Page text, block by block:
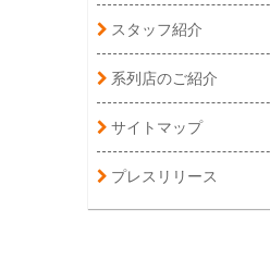
スタッフ紹介
系列店のご紹介
サイトマップ
プレスリリース